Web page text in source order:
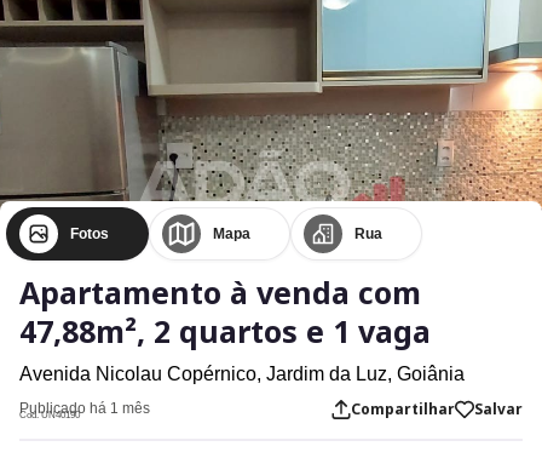
Fotos Mapa Rua
Apartamento à venda com
47,88m², 2 quartos e 1 vaga
Avenida Nicolau Copérnico, Jardim da Luz, Goiânia
Publicado há 1 mês
Cod. UN40190 Compartilhar Salvar